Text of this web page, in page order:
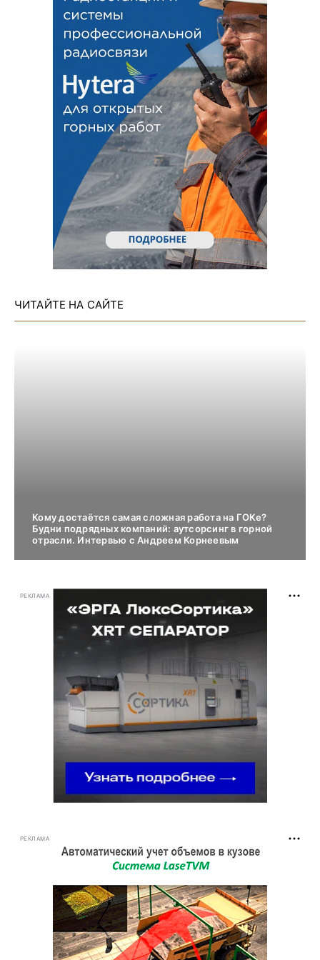
ЧИТАЙТЕ НА САЙТЕ
Кому достаётся самая сложная работа на ГОКе?
Будни подрядных компаний: аутсорсинг в горной
отрасли. Интервью с Андреем Корнеевым
РЕКЛАМА
РЕКЛАМА